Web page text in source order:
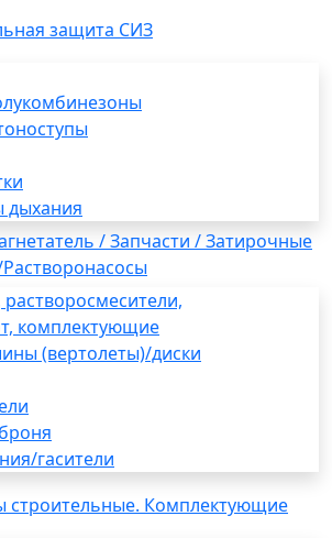
защита СИЗ
дыхания
/ Запчасти / Затирочные
комплектующие
(вертолеты)/диски
гасители
строительные. Комплектующие